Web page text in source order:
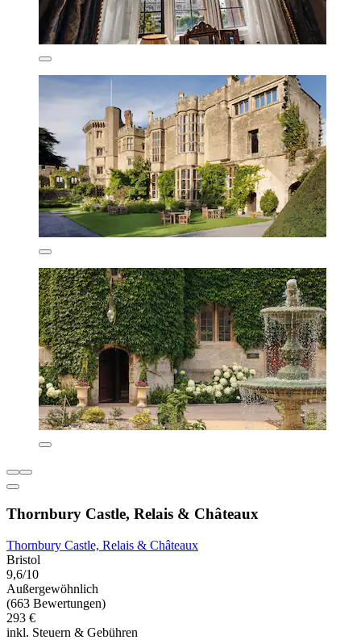
Thornbury Castle, Relais & Châteaux
Thornbury Castle, Relais & Châteaux
Bristol
9,6/10
Außergewöhnlich
(663 Bewertungen)
293 €
inkl. Steuern & Gebühren